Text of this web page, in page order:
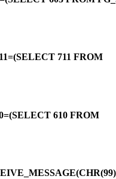
711 FROM
610 FROM